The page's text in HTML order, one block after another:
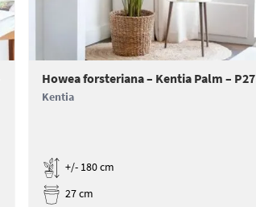
Howea forsteriana – Kentia Palm – P27
Kentia
+/- 180 cm
27 cm